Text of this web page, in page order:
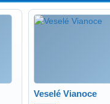
Veselé Vianoce